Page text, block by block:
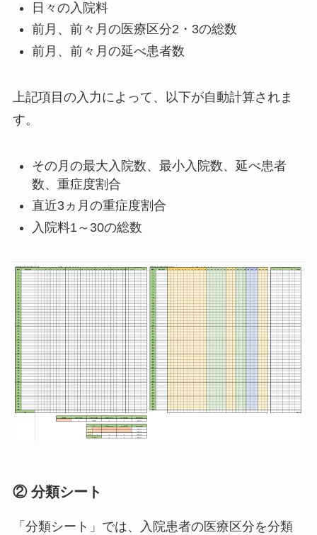
日々の入院料
前月、前々月の医療区分2・3の総数
前月、前々月の延べ患者数
上記項目の入力によって、以下が自動計算されま
す。
その月の最大入院数、最小入院数、延べ患者
数、重症度割合
直近3ヵ月の重症度割合
入院料1～30の総数
② 分類シート
「分類シート」では、入院患者の医療区分を分類